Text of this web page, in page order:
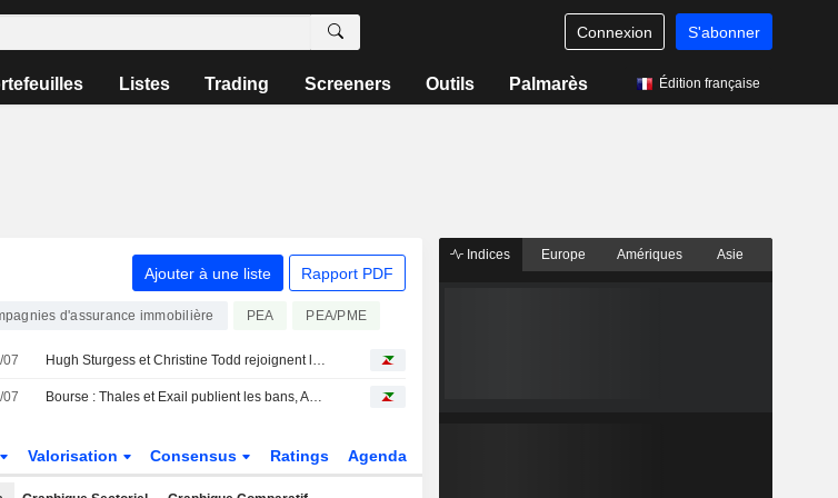
Connexion S'abonner
Listes Trading Screeners Outils Palmarès Édition française
Ajouter à une liste Rapport PDF
d'assurance immobilière PEA PEA/PME
07 Hugh Sturgess et Christine Todd rejoignent le Conseil d'administration de Coface
07 Bourse : Thales et Exail publient les bans, Amazon et Sony brillent
Valorisation Consensus Ratings Agenda
Indices Europe Amériques Asie